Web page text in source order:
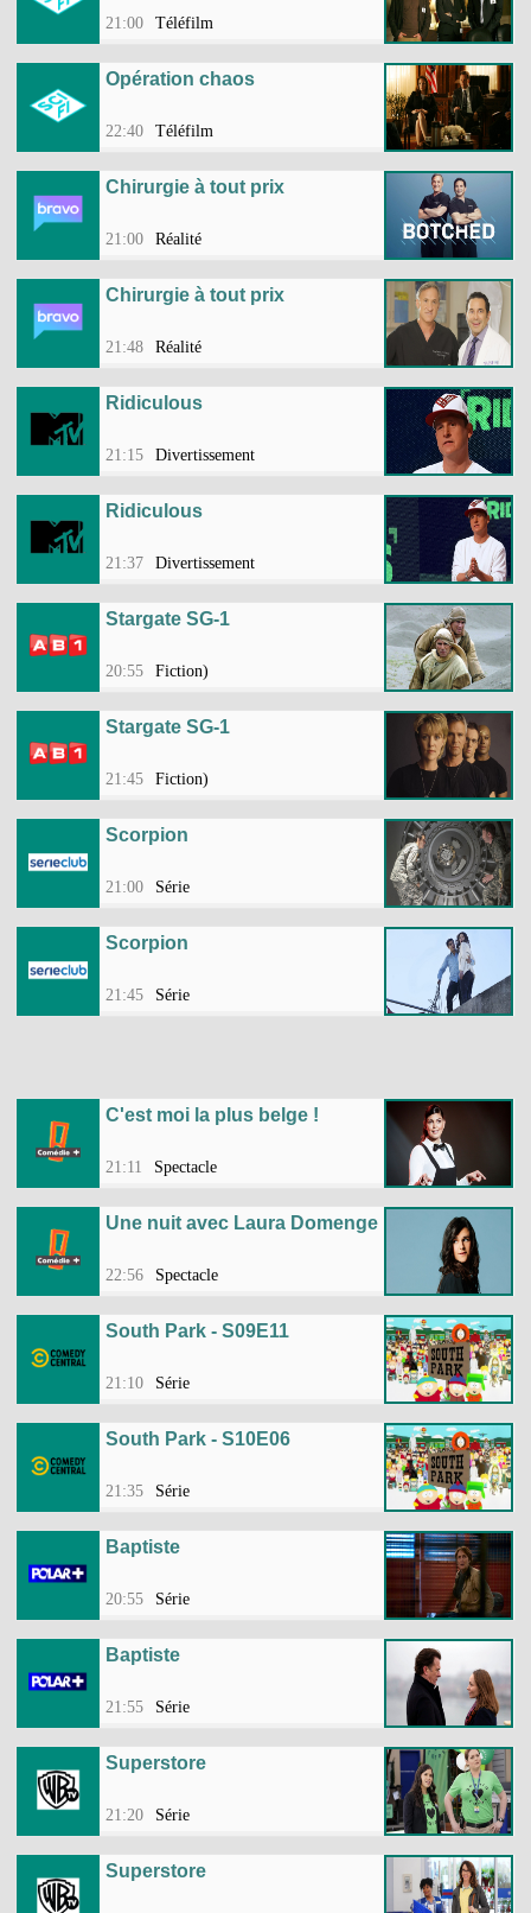
21:00 Téléfilm
Opération chaos
22:40 Téléfilm
Chirurgie à tout prix
21:00 Réalité
Chirurgie à tout prix
21:48 Réalité
Ridiculous
21:15 Divertissement
Ridiculous
21:37 Divertissement
Stargate SG-1
20:55 Fiction)
Stargate SG-1
21:45 Fiction)
Scorpion
21:00 Série
Scorpion
21:45 Série
C'est moi la plus belge !
21:11 Spectacle
Une nuit avec Laura Domenge
22:56 Spectacle
South Park - S09E11
21:10 Série
South Park - S10E06
21:35 Série
Baptiste
20:55 Série
Baptiste
21:55 Série
Superstore
21:20 Série
Superstore